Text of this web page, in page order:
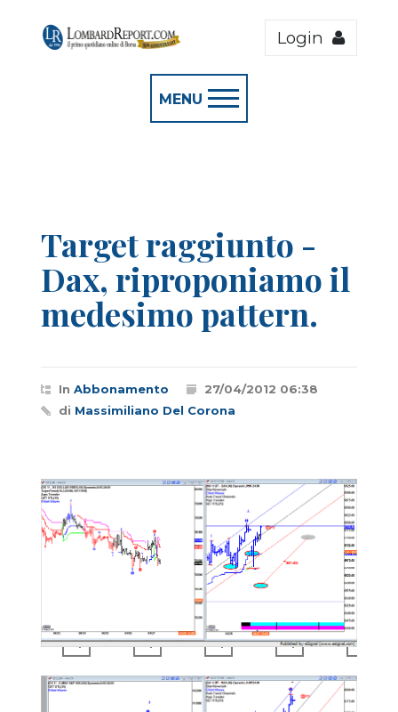
Login
MENU
Target raggiunto -
Dax, riproponiamo il
medesimo pattern.
In Abbonamento
27/04/2012 06:38
di Massimiliano Del Corona